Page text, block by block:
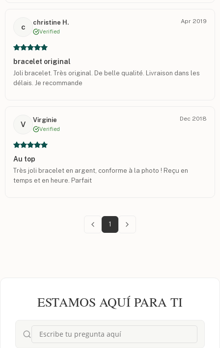
c
christine H.
Verified
Apr 2019
bracelet original
Joli bracelet. Très original. De belle qualité. Livraison dans les
délais. Je recommande
V
Virginie
Verified
Dec 2018
Au top
Très joli bracelet en argent, conforme à la photo ! Reçu en
temps et en heure. Parfait
1
ESTAMOS AQUÍ PARA TI